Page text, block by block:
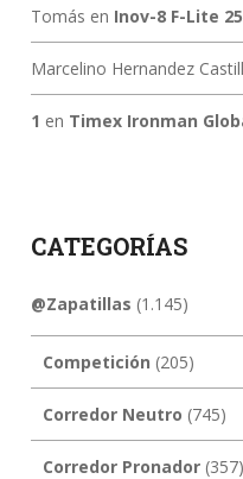
Tomás en Inov-8 F-Lite
Marcelino Hernandez
1 en Timex Ironman
CATEGORÍAS
@Zapatillas (1.145)
Competición (205)
Corredor Neutro (745)
Corredor Pronador(357)